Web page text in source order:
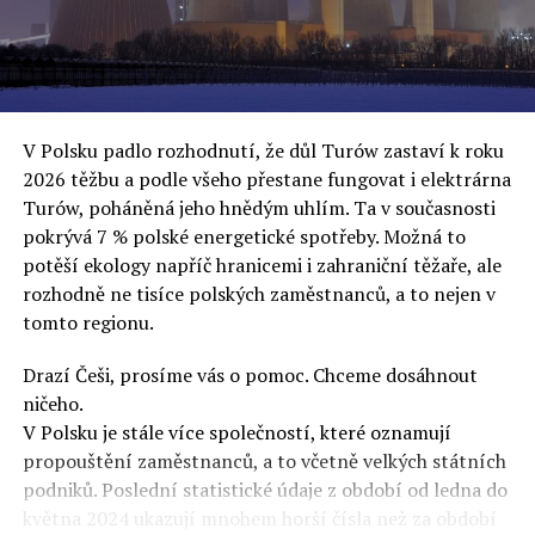
oslovuje své voliče, bublinu šílenců, kteří mu všechno
uvěří a nebudou se ptát na podrobnosti,“ řekl Rafał
Ziemkiewicz, redaktor týdeníku Do Rzeczy a ironicky
dodal: „Když se nynějšímu vedení státního hřebčince
podařilo prodat na aukci 10 plemenných koní za 600
000 euro, bylo to provládními médii oslavované jako
velký úspěch. Za vlády PiS se 14 koní prodalo za 2,5
milionu euro, což bylo stejnou mediální partou
komentováno jako konec polského chovu koní. Ve vidění
kontrolorů činnosti PiS ale určitě šlo při prodeji koní o
praní peněz či jinou nelegální činnost.“
Tuskova čísla jsou ale ujetá i jinde, pokračoval
Ziemkiewicz. „Ve vládní aféře PiS kolem vydávání víz
Tusk tvrdil, že za vlády dnešní opozice se nelegálně
prodalo 600 000 víz do Polska. Byla na to dokonce
vytvořena parlamentní vyšetřovací komise, která přišla
ale pouze na to, že 220 víz do Polska bylo
prostřednictvím úplatků uspíšeno, tedy že víza byla
V Polsku padlo rozhodnutí, že důl Turów zastaví k roku
2026 těžbu a podle všeho přestane fungovat i elektrárna
Turów, poháněná jeho hnědým uhlím. Ta v současnosti
pokrývá 7 % polské energetické spotřeby. Možná to
potěší ekology napříč hranicemi i zahraniční těžaře, ale
rozhodně ne tisíce polských zaměstnanců, a to nejen v
tomto regionu.
Drazí Češi, prosíme vás o pomoc. Chceme dosáhnout
ničeho.
V Polsku je stále více společností, které oznamují
propouštění zaměstnanců, a to včetně velkých státních
podniků. Poslední statistické údaje z období od ledna do
května 2024 ukazují mnohem horší čísla než za období